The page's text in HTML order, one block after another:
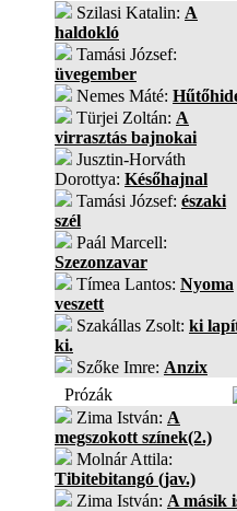
Szilasi Katalin: A
haldokló
Tamási József:
üvegember
Nemes Máté:
Türjei Zoltán: A
virrasztás bajnokai
Jusztin-Horváth
Dorottya: Későhajnal
Tamási József: északi
szél
Paál Marcell:
Szezonzavar
Tímea Lantos: Nyoma
veszett
Szakállas Zsolt: ki
ki.
Szőke Imre: Anzix
Prózák
Zima István: A
megszokott színek(2.)
Molnár Attila:
Tibitebitangó (jav.)
Zima István: A másik